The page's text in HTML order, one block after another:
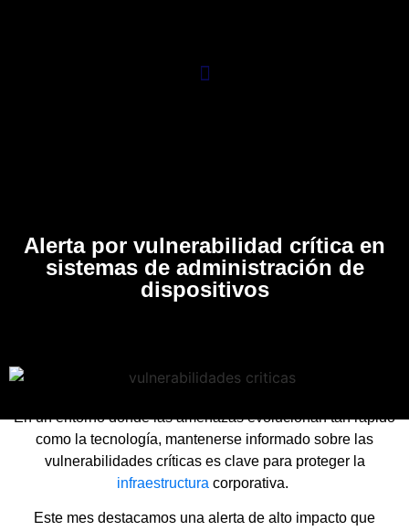
Alerta por vulnerabilidad crítica en
sistemas de administración de
dispositivos
En un entorno donde las amenazas evolucionan tan rápido
como la tecnología, mantenerse informado sobre las
vulnerabilidades críticas es clave para proteger la
infraestructura corporativa.
Este mes destacamos una alerta de alto impacto que